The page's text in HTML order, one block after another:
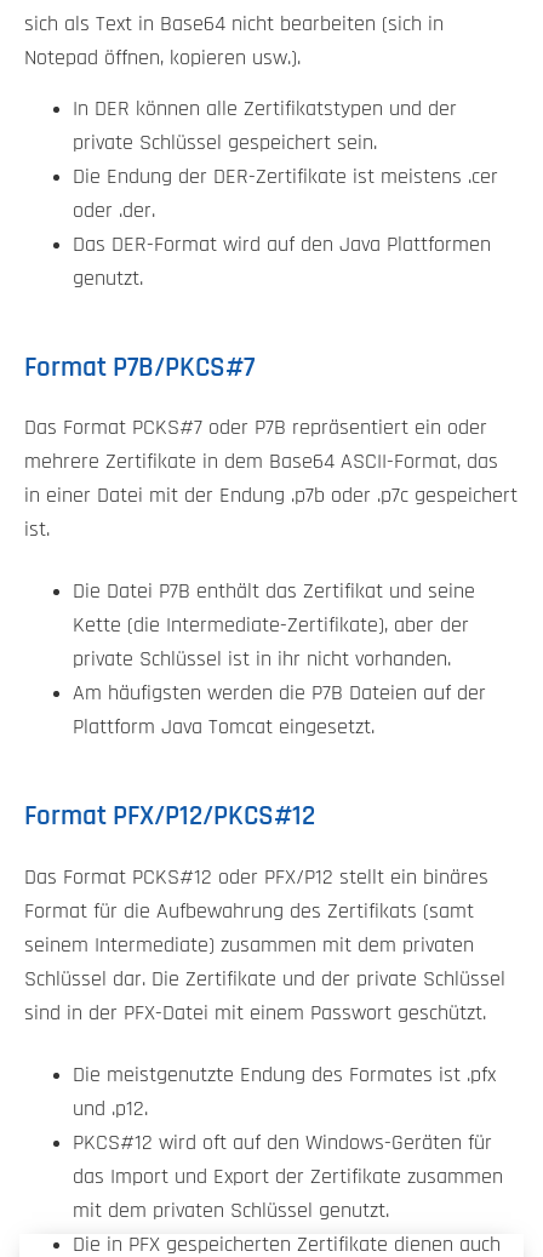
sich als Text in Base64 nicht bearbeiten (sich in
Notepad öffnen, kopieren usw.).
In DER können alle Zertifikatstypen und der
private Schlüssel gespeichert sein.
Die Endung der DER-Zertifikate ist meistens .cer
oder .der.
Das DER-Format wird auf den Java Plattformen
genutzt.
Format P7B/PKCS#7
Das Format PCKS#7 oder P7B repräsentiert ein oder
mehrere Zertifikate in dem Base64 ASCII-Format, das
in einer Datei mit der Endung .p7b oder .p7c gespeichert
ist.
Die Datei P7B enthält das Zertifikat und seine
Kette (die Intermediate-Zertifikate), aber der
private Schlüssel ist in ihr nicht vorhanden.
Am häufigsten werden die P7B Dateien auf der
Plattform Java Tomcat eingesetzt.
Format PFX/P12/PKCS#12
Das Format PCKS#12 oder PFX/P12 stellt ein binäres
Format für die Aufbewahrung des Zertifikats (samt
seinem Intermediate) zusammen mit dem privaten
Schlüssel dar. Die Zertifikate und der private Schlüssel
sind in der PFX-Datei mit einem Passwort geschützt.
Die meistgenutzte Endung des Formates ist .pfx
und .p12.
PKCS#12 wird oft auf den Windows-Geräten für
das Import und Export der Zertifikate zusammen
mit dem privaten Schlüssel genutzt.
Die in PFX gespeicherten Zertifikate dienen auch